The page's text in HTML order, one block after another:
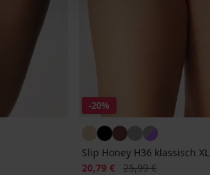
-20%
Slip Honey H36 klassisch XL
Rabatt
20,79 € Alter Preis
25,99 €